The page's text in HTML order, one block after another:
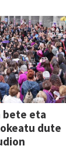
bete eta
dute